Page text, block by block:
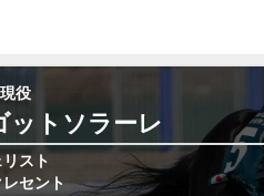
役
ットソラーレ
スト
セント